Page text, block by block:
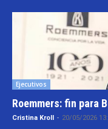
Ejecutivos
Roemmers: fin para
Cristina Kroll - 20/05/2026